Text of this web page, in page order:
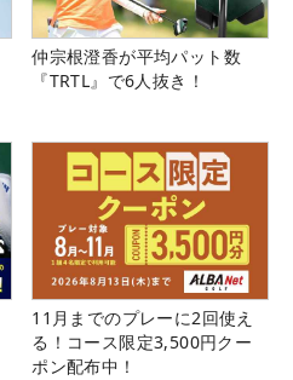
仲宗根澄香が平均パット数
『TRTL』で6人抜き！
11月までのプレーに2回使え
る！コース限定3,500円クー
ポン配布中！